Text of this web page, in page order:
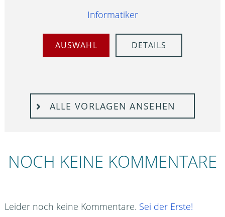
Informatiker
AUSWAHL DETAILS
ALLE VORLAGEN ANSEHEN
NOCH KEINE KOMMENTARE
Leider noch keine Kommentare. Sei der Erste!